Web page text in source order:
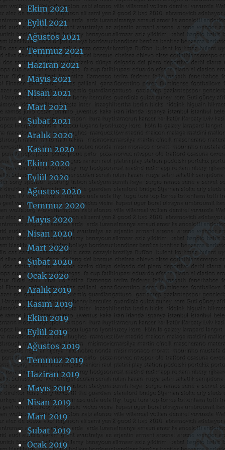
Ekim 2021
Eylül 2021
Ağustos 2021
Temmuz 2021
Haziran 2021
Mayıs 2021
Nisan 2021
Mart 2021
Şubat 2021
Aralık 2020
Kasım 2020
Ekim 2020
Eylül 2020
Ağustos 2020
Temmuz 2020
Mayıs 2020
Nisan 2020
Mart 2020
Şubat 2020
Ocak 2020
Aralık 2019
Kasım 2019
Ekim 2019
Eylül 2019
Ağustos 2019
Temmuz 2019
Haziran 2019
Mayıs 2019
Nisan 2019
Mart 2019
Şubat 2019
Ocak 2019